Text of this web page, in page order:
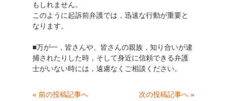
もしれません。
このように起訴前弁護では，迅速な行動が重要と
なります。
■万が一，皆さんや、皆さんの親族，知り合いが逮
捕されたりした時，そして身近に信頼できる弁護
士がいない時には，遠慮なくご相談ください。
« 前の投稿記事へ 次の投稿記事へ »